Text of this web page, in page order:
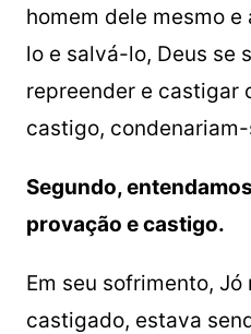
homem dele mesmo
lo e salvá-lo, Deus se
repreender e castigar
castigo,
Segundo,
provação e castigo.
Em seu sofrimento,
castigado, estava